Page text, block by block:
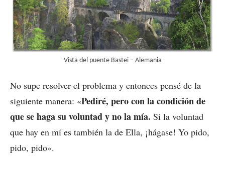
Vista del puente Bastei – Alemania
No supe resolver el problema y entonces pensé de la
siguiente manera: «Pediré, pero con la condición de
que se haga su voluntad y no la mía. Si la voluntad
que hay en mí es también la de Ella, ¡hágase! Yo pido,
pido, pido».